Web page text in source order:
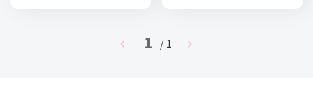
chevron_left 1 / 1 chevron_right